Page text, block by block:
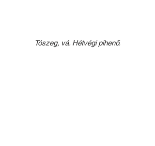
Tószeg, vá. Hétvégi pihenő.